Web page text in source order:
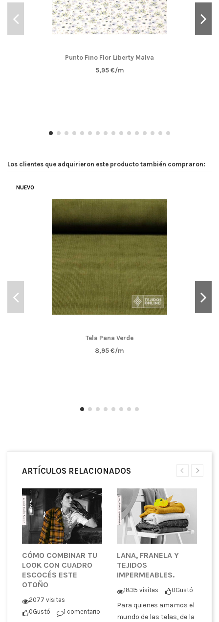
Punto Fino Flor Liberty Malva
5,95 €/m
Los clientes que adquirieron este producto también compraron:
NUEVO
Tela Pana Verde
8,95 €/m
ARTÍCULOS RELACIONADOS
CÓMO COMBINAR TU
LOOK CON CUADRO
ESCOCÉS ESTE
OTOÑO
2077 visitas
0Gustó 1 comentario
LANA, FRANELA Y
TEJIDOS
IMPERMEABLES.
1835 visitas 0Gustó
Para quienes amamos el
mundo de las telas, de la